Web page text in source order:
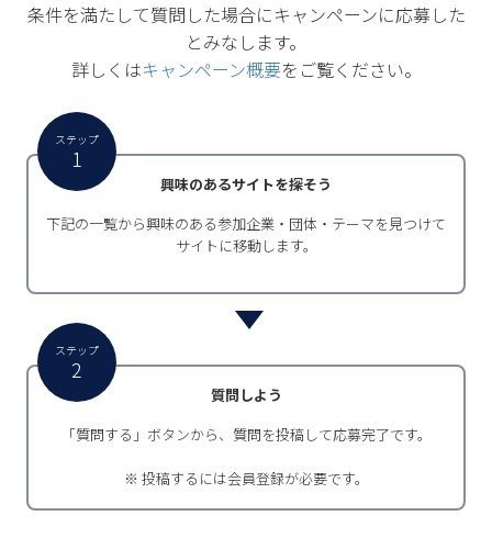
条件を満たして質問した場合にキャンペーンに応募した
とみなします。
詳しくはキャンペーン概要をご覧ください。
ステップ
1
興味のあるサイトを探そう
下記の一覧から興味のある参加企業・団体・テーマを見つけて
サイトに移動します。
ステップ
2
質問しよう
「質問する」ボタンから、質問を投稿して応募完了です。
※ 投稿するには会員登録が必要です。